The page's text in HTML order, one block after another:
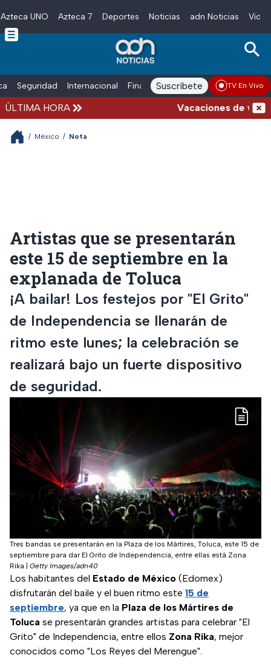
Skip to main content
Azteca UNO Azteca 7 Deportes Noticias adn Noticias
Seguridad Internacional Finanzas adn Noticias Radio
Suscríbete TV En Vivo
ÚLTIMA HORA Vacaciones de
/ México / Nota
Artistas que se presentarán
este 15 de septiembre en la
explanada de Toluca
¡A bailar! Los festejos por "El Grito"
de Independencia se llenarán de
ritmo este lunes; la celebración se
realizará bajo un fuerte dispositivo
de seguridad.
Tres bandas se presentarán en la Plaza de los Mártires, Toluca, este 15 de
septiembre para dar El Grito de Independencia, entre ellas está Zona
Rika
Getty Images/adn40
Los habitantes del Estado de México (Edomex)
disfrutarán del baile y el buen ritmo este 15 de
septiembre, ya que en la Plaza de los Mártires de
Toluca se presentarán grandes artistas para celebrar "El
Grito" de Independencia, entre ellos Zona Rika, mejor
conocidos como "Los Reyes del Merengue".